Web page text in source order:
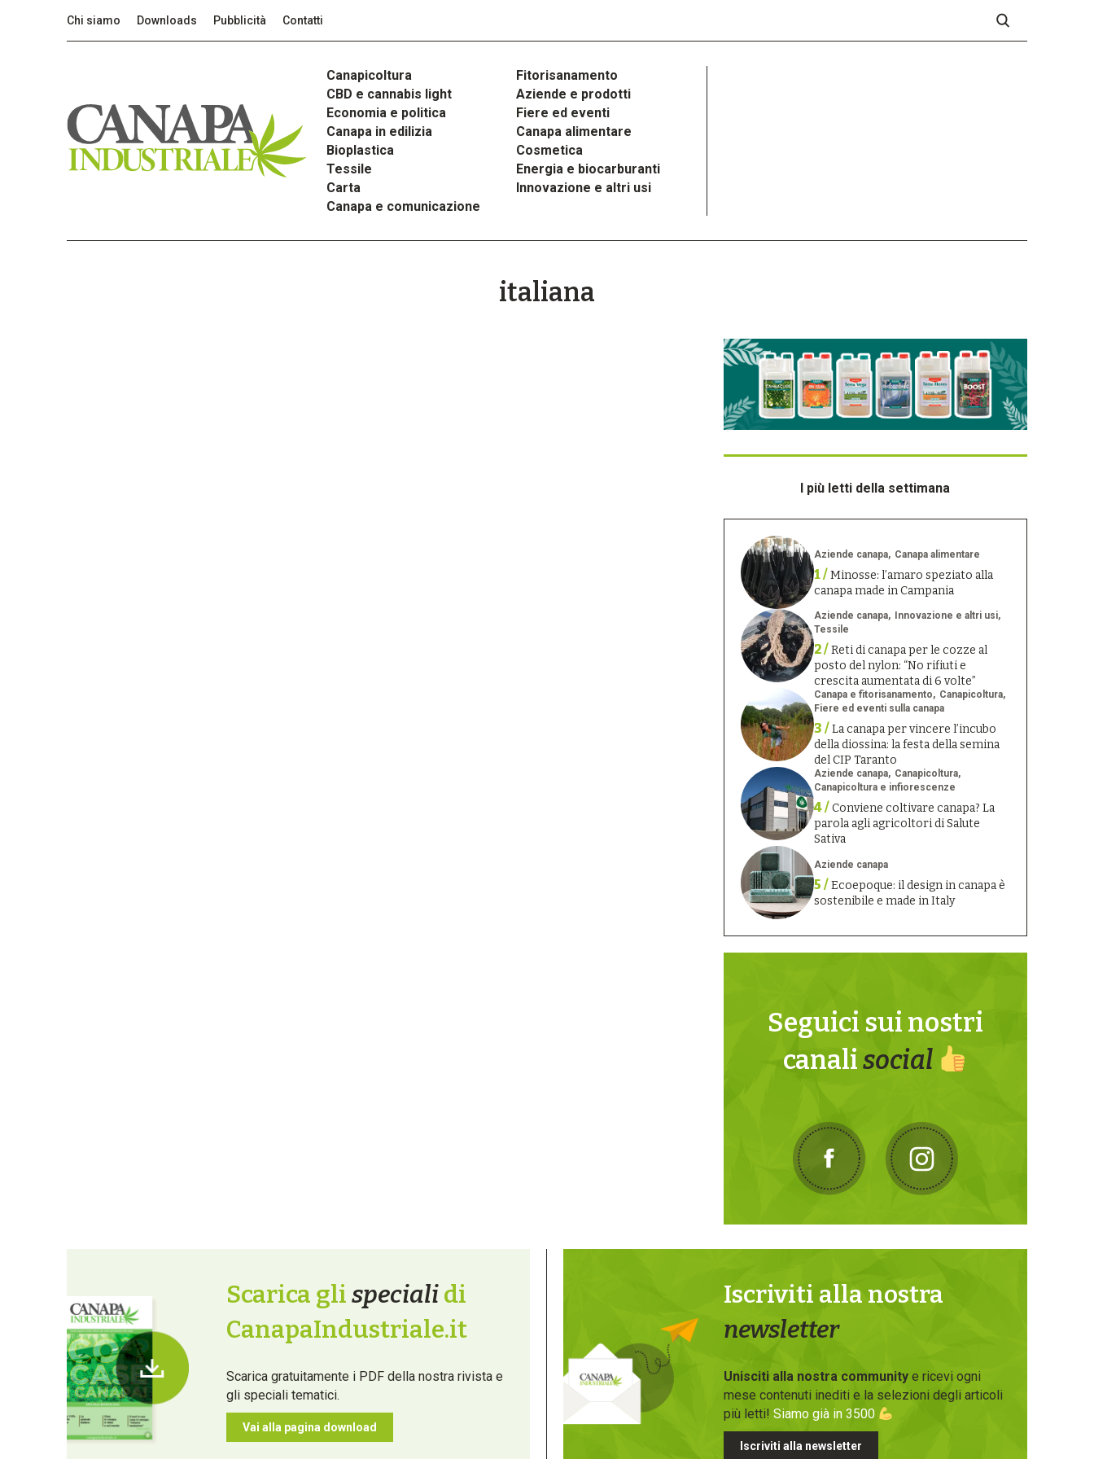
Chi siamo Downloads Pubblicità Contatti
Canapicoltura
Fitorisanamento
CBD e cannabis light
Aziende e prodotti
Economia e politica
Fiere ed eventi
Canapa in edilizia
Canapa alimentare
Bioplastica
Cosmetica
Tessile
Energia e biocarburanti
Carta
Innovazione e altri usi
Canapa e comunicazione
italiana
I più letti della settimana
Aziende canapa Canapa alimentare
1 /Minosse: l’amaro speziato alla
canapa made in Campania
Aziende canapa
Innovazione e altri usi
Tessile
2 /Reti di canapa per le cozze al
posto del nylon: “No rifiuti e
crescita aumentata di 6 volte”
Canapa e fitorisanamento
Canapicoltura
Fiere ed eventi sulla canapa
3 /La canapa per vincere l’incubo
della diossina: la festa della semina
del CIP Taranto
Aziende canapa
Canapicoltura
Canapicoltura e infiorescenze
4 /Conviene coltivare canapa? La
parola agli agricoltori di Salute
Sativa
Aziende canapa
5 /Ecoepoque: il design in canapa è
sostenibile e made in Italy
Seguici sui nostri
canalisocial
Scarica glispecialidi
CanapaIndustriale.it
Scarica gratuitamente i PDF della nostra rivista e
gli speciali tematici.
Vai alla pagina download
Iscriviti alla nostra
newsletter
Unisciti alla nostra communitye ricevi ogni
mese contenuti inediti e la selezioni degli articoli
più letti! Siamo già in 3500
Iscriviti alla newsletter